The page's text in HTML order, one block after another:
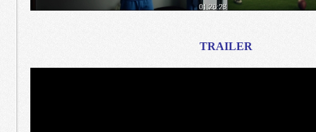
TRAILER